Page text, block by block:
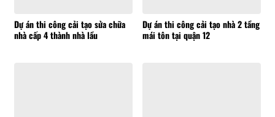
Dự án thi công cải tạo sửa chữa
nhà cấp 4 thành nhà lầu
Dự án thi công cải tạo nhà 2 tầng
mái tôn tại quận 12